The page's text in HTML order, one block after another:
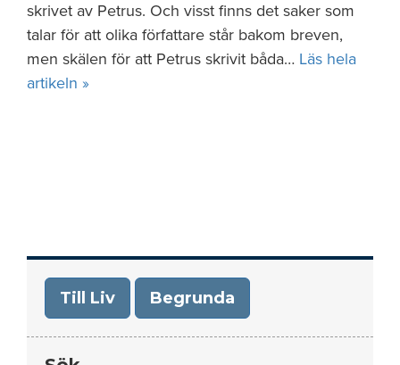
skrivet av Petrus. Och visst finns det saker som
talar för att olika författare står bakom breven,
men skälen för att Petrus skrivit båda… Läs hela
artikeln »
Till Liv Begrunda